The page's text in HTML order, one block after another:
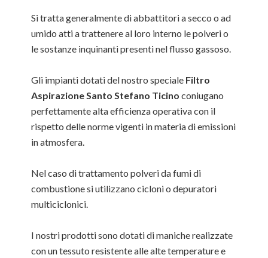
Si tratta generalmente di abbattitori a secco o ad
umido atti a trattenere al loro interno le polveri o
le sostanze inquinanti presenti nel flusso gassoso.
Gli impianti dotati del nostro speciale Filtro
Aspirazione Santo Stefano Ticino coniugano
perfettamente alta efficienza operativa con il
rispetto delle norme vigenti in materia di emissioni
in atmosfera.
Nel caso di trattamento polveri da fumi di
combustione si utilizzano cicloni o depuratori
multiciclonici.
I nostri prodotti sono dotati di maniche realizzate
con un tessuto resistente alle alte temperature e